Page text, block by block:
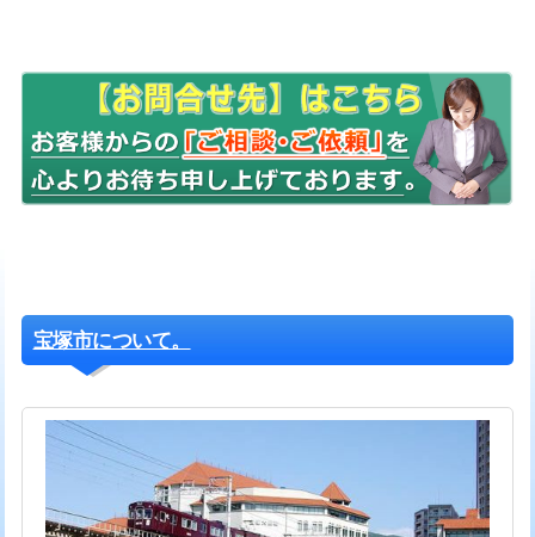
宝塚市について。